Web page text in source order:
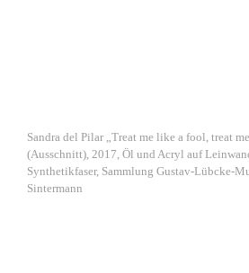
Sandra del Pilar „Treat me like a fool, treat
(Ausschnitt), 2017, Öl und Acryl auf
Synthetikfaser, Sammlung Gustav-Lübcke-
Sintermann